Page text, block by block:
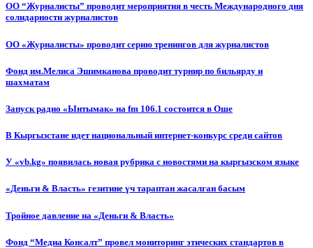
ОО “Журналисты” проводит мероприятия в честь Международного дня
солидарности журналистов
ОО «Журналисты» проводит серию тренингов для журналистов
Фонд им.Мелиса Эшимканова проводит турнир по бильярду и
шахматам
Запуск радио «Ынтымак» на fm 106.1 состоится в Оше
В Кыргызстане идет национальный интернет-конкурс среди сайтов
У «vb.kg» появилась новая рубрика с новостями на кыргызском языке
«Деньги & Власть» гезитине үч тараптан жасалган басым
Тройное давление на «Деньги & Власть»
Фонд “Медиа Консалт” провел мониторинг этических стандартов в